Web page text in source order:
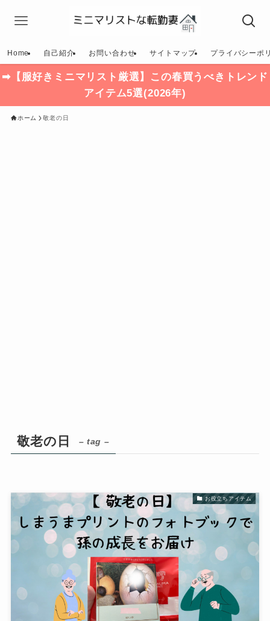
Home 自己紹介 お問い合わせ サイトマップ プライバシーポ
➡【服好きミニマリスト厳選】この春買うべきトレンド
アイテム5選(2026年)
ホーム 敬老の日
敬老の日 – tag –
お役立ちアイテム